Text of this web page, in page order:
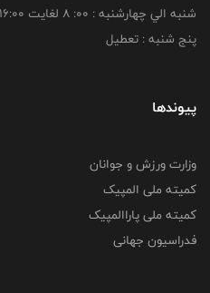
شنبه الي چهارشنبه : 00: 8 لغايت 16:00
پنج شنبه : تعطیل
پیوندها
وزارت ورزش و جوانان
کمیته ملی المپیک
کمیته ملی پاراالمپیک
فدراسیون جهانی